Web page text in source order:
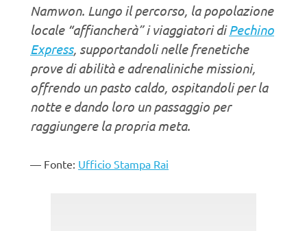
Namwon. Lungo il percorso, la popolazione
locale “affiancherà” i viaggiatori diPechino
Express, supportandoli nelle frenetiche
prove di abilità e adrenaliniche missioni,
offrendo un pasto caldo, ospitandoli per la
notte e dando loro un passaggio per
raggiungere la propria meta.
Fonte: Ufficio Stampa Rai